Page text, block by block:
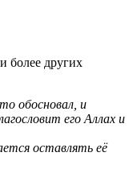
более других
обосновал, и
его Аллах и
оставлять её